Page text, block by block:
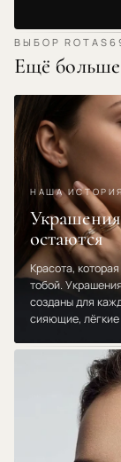
ВЫБОР
Ещё
НАША ИСТОРИЯ
остаются
Красота,
тобой.
созданы для
сияющие, лёгкие
которые
дари и люби их